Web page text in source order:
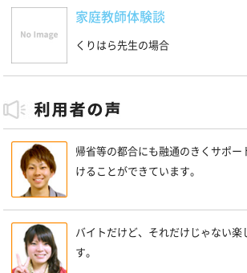
家庭教師体験談
くりはら先生の場合
帰省等の都合にも融通のきくサポー
けることができています。
バイトだけど、それだけじゃない楽
す。